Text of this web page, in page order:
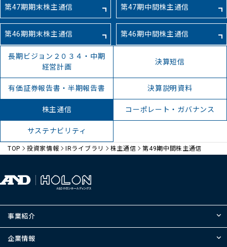
第47期期末株主通信 第47期中間株主通信
第46期期末株主通信 第46期中間株主通信
長期ビジョン２０３４・中期
経営計画
決算短信
有価証券報告書・半期報告書 決算説明資料
株主通信 コーポレート・ガバナンス
サステナビリティ
TOP 投資家情報 IRライブラリ 株主通信 第49期中間株主通信
事業紹介
企業情報